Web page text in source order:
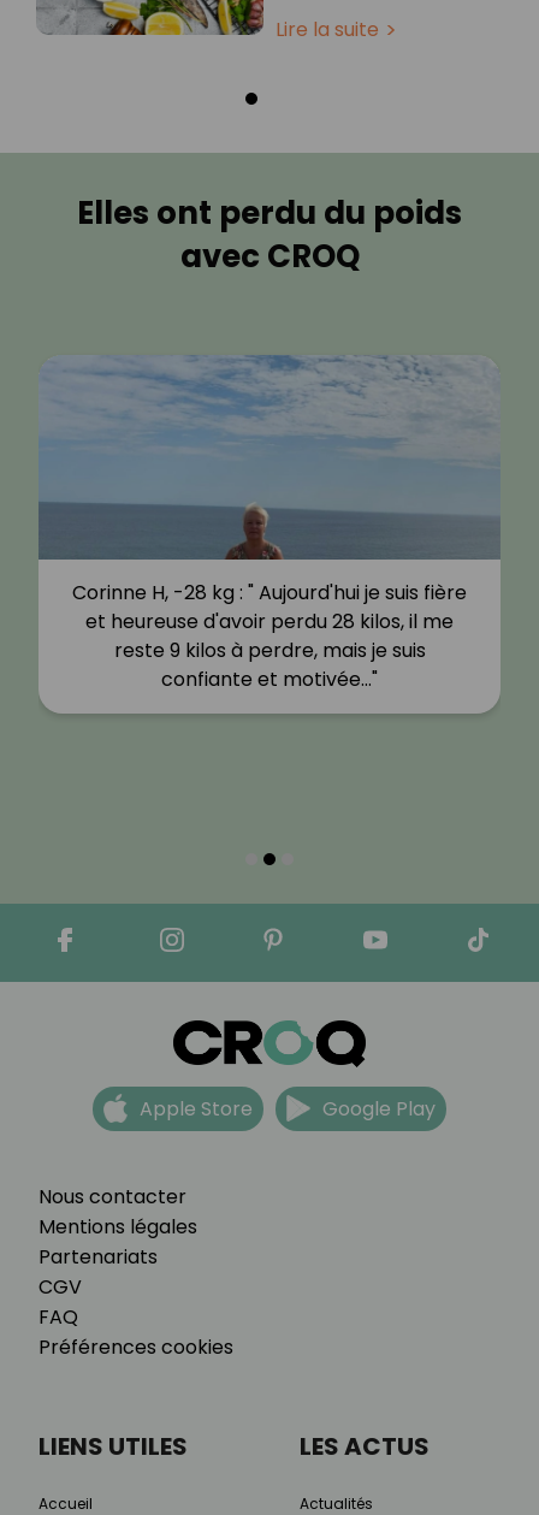
Lire la suite
Elles ont perdu du poids
avec CROQ
Corinne H, -28 kg : " Aujourd'hui je suis fière
et heureuse d'avoir perdu 28 kilos, il me
reste 9 kilos à perdre, mais je suis
confiante et motivée…"
Nous contacter
Mentions légales
Partenariats
CGV
FAQ
Préférences cookies
Apple Store Google Play
LIENS UTILES
Accueil
LES ACTUS
Actualités